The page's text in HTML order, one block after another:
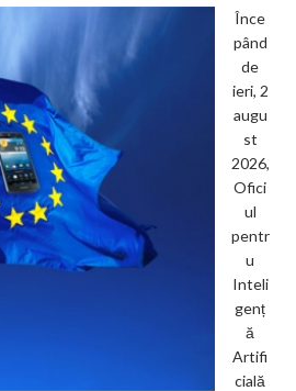
Înce
pând
de
ieri, 2
augu
st
2026,
Ofici
ul
pentr
u
Inteli
genț
ă
Artifi
cială